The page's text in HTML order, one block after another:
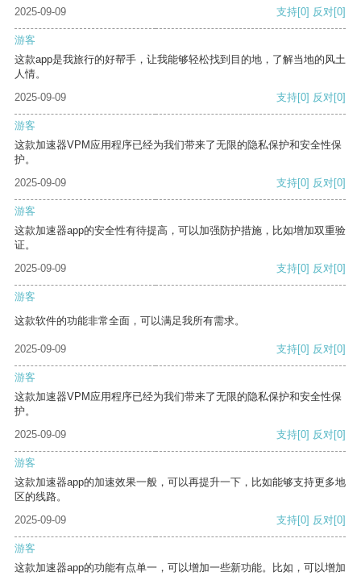
2025-09-09 支持[0] 反对[0]
游客
这款app是我旅行的好帮手，让我能够轻松找到目的地，了解当地的风土
人情。
2025-09-09
支持[0] 反对[0]
游客
这款加速器VPM应用程序已经为我们带来了无限的隐私保护和安全性保
护。
2025-09-09
支持[0] 反对[0]
游客
这款加速器app的安全性有待提高，可以加强防护措施，比如增加双重验
证。
2025-09-09
支持[0] 反对[0]
游客
这款软件的功能非常全面，可以满足我所有需求。
2025-09-09 支持[0] 反对[0]
游客
这款加速器VPM应用程序已经为我们带来了无限的隐私保护和安全性保
护。
2025-09-09
支持[0] 反对[0]
游客
这款加速器app的加速效果一般，可以再提升一下，比如能够支持更多地
区的线路。
2025-09-09
支持[0] 反对[0]
游客
这款加速器app的功能有点单一，可以增加一些新功能。比如，可以增加